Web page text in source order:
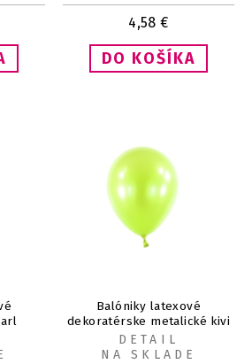
4,58 €
100
Balóniky latexové
dekoratérske metalické kivi
zelené 12 cm 100 ks
DETAIL
NA SKLADE